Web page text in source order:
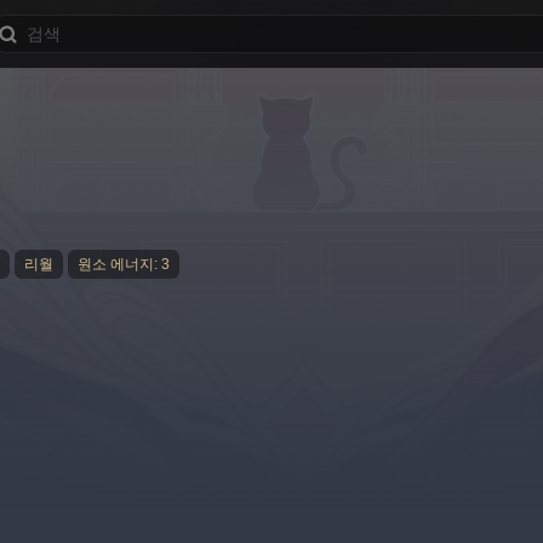
리월 원소 에너지: 3